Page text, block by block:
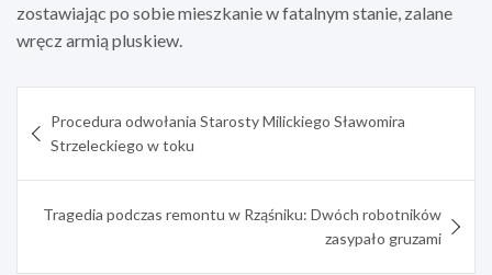
zostawiając po sobie mieszkanie w fatalnym stanie, zalane
wręcz armią pluskiew.
wpisu
Procedura odwołania Starosty Milickiego Sławomira
Strzeleckiego w toku
Tragedia podczas remontu w Rząśniku: Dwóch robotników
zasypało gruzami